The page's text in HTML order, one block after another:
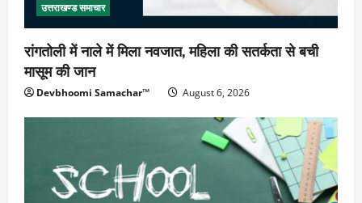
उत्तराखण्ड समाचार
रांगतोली में नाले में मिला नवजात, महिला की सतर्कता से बची
मासूम की जान
Devbhoomi Samachar™ August 6, 2026